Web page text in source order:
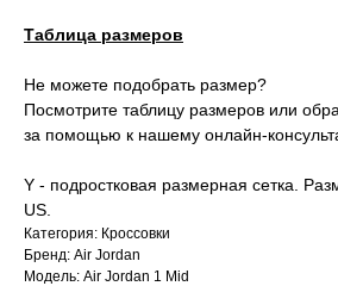
Таблица размеров
Не можете подобрать размер?
Посмотрите таблицу размеров или
за помощью к нашему онлайн-
Y - подростковая размерная сетка.
US.
Категория: Кроссовки
Бренд: Air Jordan
Модель: Air Jordan 1 Mid